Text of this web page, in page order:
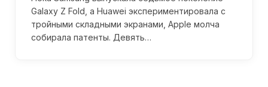
Galaxy Z Fold, а Huawei экспериментировала с
тройными складными экранами, Apple молча
собирала патенты. Девять…